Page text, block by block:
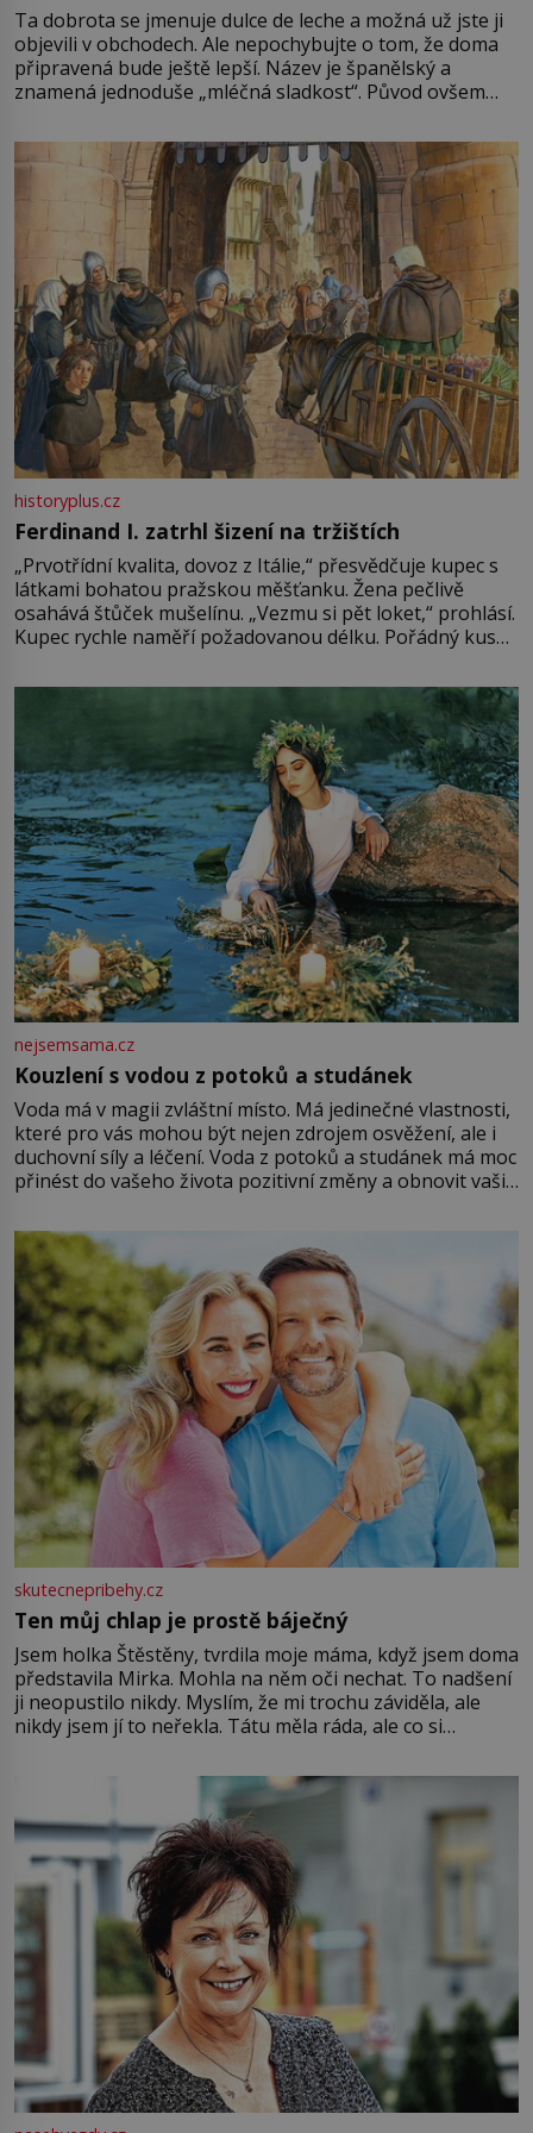
Ta dobrota se jmenuje dulce de leche a možná už jste ji
objevili v obchodech. Ale nepochybujte o tom, že doma
připravená bude ještě lepší. Název je španělský a
znamená jednoduše „mléčná sladkost“. Původ ovšem
pře hned několik latinskoamerických zemí a k tomu
Francie, kde se traduje,
historyplus.cz
Ferdinand I. zatrhl šizení na tržištích
„Prvotřídní kvalita, dovoz z Itálie,“ přesvědčuje kupec s
látkami bohatou pražskou měšťanku. Žena pečlivě
osahává štůček mušelínu. „Vezmu si pět loket,“ prohlásí.
Kupec rychle naměří požadovanou délku. Pořádný kus
milostpaní. Stačí jenom na sukni,“ zhodnotí švadlena
množství růžového mušelínu. „Ošidili vás, podívejte.“
Vezme do ruky dřevěnou
nejsemsama.cz
Kouzlení s vodou z potoků a studánek
Voda má v magii zvláštní místo. Má jedinečné vlastnosti,
které pro vás mohou být nejen zdrojem osvěžení, ale i
duchovní síly a léčení. Voda z potoků a studánek má moc
přinést do vašeho života pozitivní změny a obnovit vaši
můžete obohatit své rituály a přinést do svého života
větší harmonii a klid. Je důležité
skutecnepribehy.cz
Ten můj chlap je prostě báječný
Jsem holka Štěstěny, tvrdila moje máma, když jsem doma
představila Mirka. Mohla na něm oči nechat. To nadšení
ji neopustilo nikdy. Myslím, že mi trochu záviděla, ale
nikdy jsem jí to neřekla. Tátu měla ráda, ale co si
Jsme spolu moc rádi Tehdy byla jiná doba, když